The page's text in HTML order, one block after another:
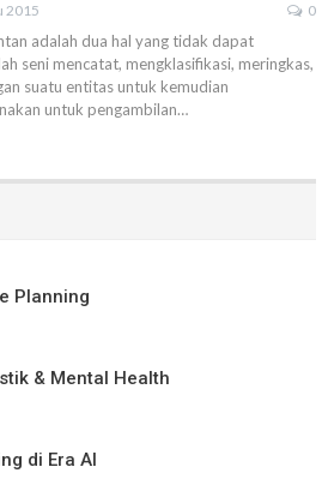
2015 0
adalah dua hal yang tidak dapat
seni mencatat, mengklasifikasi, meringkas,
suatu entitas untuk kemudian
untuk pengambilan…
Planning
& Mental Health
di Era AI